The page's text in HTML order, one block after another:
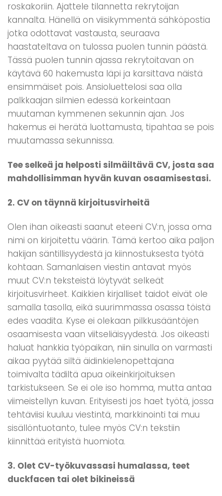
roskakoriin. Ajattele tilannetta rekrytoijan
kannalta. Hänellä on viisikymmentä sähköpostia
jotka odottavat vastausta, seuraava
haastateltava on tulossa puolen tunnin päästä.
Tässä puolen tunnin ajassa rekrytoitavan on
käytävä 60 hakemusta läpi ja karsittava näistä
ensimmäiset pois. Ansioluettelosi saa olla
palkkaajan silmien edessä korkeintaan
muutaman kymmenen sekunnin ajan. Jos
hakemus ei herätä luottamusta, tipahtaa se pois
muutamassa sekunnissa.
Tee selkeä ja helposti silmäiltävä CV, josta saa
mahdollisimman hyvän kuvan osaamisestasi.
2. CV on täynnä kirjoitusvirheitä
Olen ihan oikeasti saanut eteeni CV:n, jossa oma
nimi on kirjoitettu väärin. Tämä kertoo aika paljon
hakijan säntillisyydestä ja kiinnostuksesta työtä
kohtaan. Samanlaisen viestin antavat myös
muut CV:n teksteistä löytyvät selkeät
kirjoitusvirheet. Kaikkien kirjalliset taidot eivät ole
samalla tasolla, eikä suurimmassa osassa töistä
edes vaadita. Kyse ei olekaan pilkkusääntöjen
osaamisesta vaan viitseliäisyydestä. Jos oikeasti
haluat hankkia työpaikan, niin sinulla on varmasti
aikaa pyytää siltä äidinkielenopettajana
toimivalta tädiltä apua oikeinkirjoituksen
tarkistukseen. Se ei ole iso homma, mutta antaa
viimeistellyn kuvan. Erityisesti jos haet työtä, jossa
tehtäviisi kuuluu viestintä, markkinointi tai muu
sisällöntuotanto, tulee myös CV:n tekstiin
kiinnittää erityistä huomiota.
3. Olet CV-työkuvassasi humalassa, teet
duckfacen tai olet bikineissä